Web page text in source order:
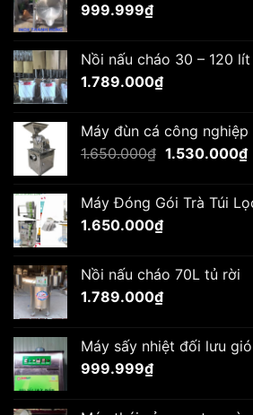
999.999₫
Nồi nấu cháo 30 – 120 lít
1.789.000₫
Máy đùn cá công nghiệp
1.650.000₫ Giá
1.650.000₫.
1.530.000₫
Máy Đóng Gói Trà Túi
1.650.000₫
Nồi nấu cháo 70L tủ rời
1.789.000₫
Máy sấy nhiệt đối lưu gió
999.999₫